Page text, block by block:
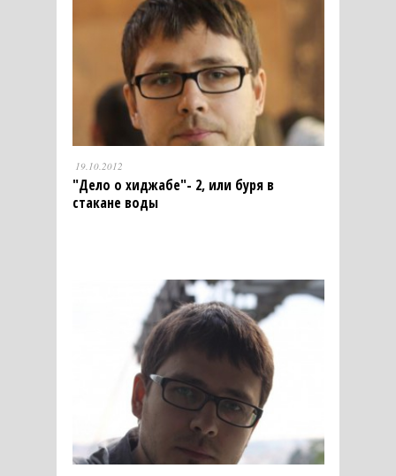
19.10.2012
"Дело о хиджабе"- 2, или буря в
стакане воды